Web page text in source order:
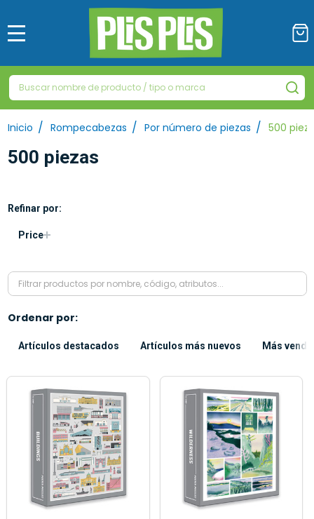
Buscar
Inicio / Rompecabezas / Por número de piezas / 500
500 piezas
Refinar por:
Price
Ordenar por:
Artículos destacados Artículos más nuevos Más